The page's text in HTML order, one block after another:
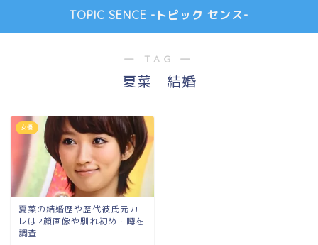
TOPIC SENCE -トピック センス-
― TAG ―
夏菜 結婚
女優
夏菜の結婚歴や歴代彼氏元カ
レは?顔画像や馴れ初め・噂を
調査!